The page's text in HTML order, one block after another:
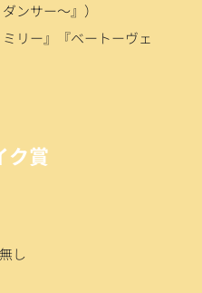
ンサー〜』）
リー』『ベートーヴェ
ク賞
し